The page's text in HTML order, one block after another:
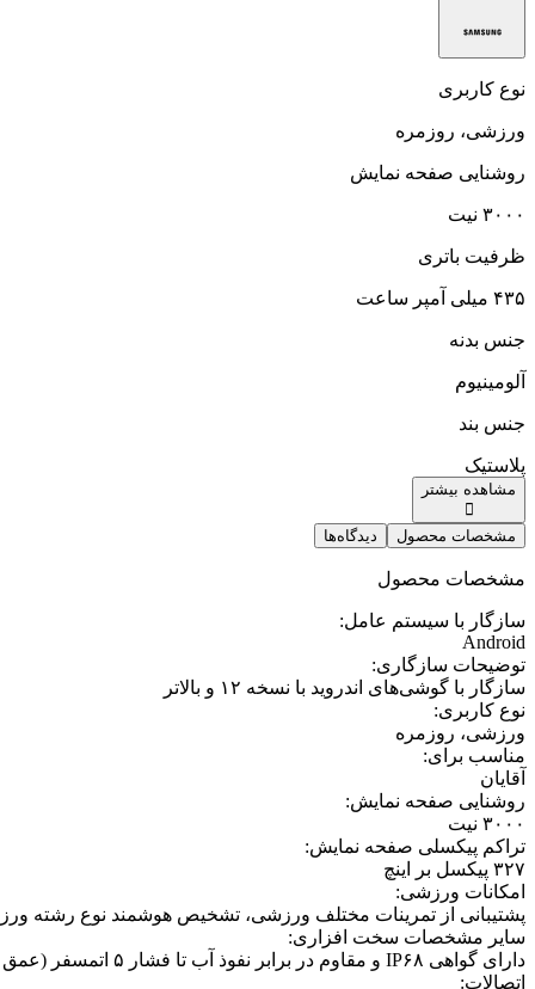
نوع کاربری
ورزشی، روزمره
روشنایی صفحه نمایش
۳۰۰۰ نیت
ظرفیت باتری
۴۳۵ میلی آمپر ساعت
جنس بدنه
آلومینیوم
جنس بند
پلاستیک
مشاهده بیشتر
مشخصات محصول دیدگاه‌ها
مشخصات محصول
سازگار با سیستم عامل:
Android
توضیحات سازگاری:
سازگار با گوشی‌های اندروید با نسخه ۱۲ و بالاتر
نوع کاربری:
ورزشی، روزمره
مناسب برای:
آقایان
روشنایی صفحه نمایش:
۳۰۰۰ نیت
تراکم پیکسلی صفحه نمایش:
۳۲۷ پیکسل بر اینچ
امکانات ورزشی:
پشتیبانی از تمرینات مختلف ورزشی، تشخیص هوشمند نوع رشته
سایر مشخصات سخت افزاری:
دارای گواهی IP۶۸ و مقاوم در برابر نفوذ آب تا فشار ۵ اتمسفر (عمق ۵۰ متری آب)، مقاوم در نفوذ آب به مدت ۳۰ دقیقه در عمیق ۱.۵ متری آب / دارای استاندارد نظامی MIL-STD-۸۱۰H
اتصالات: